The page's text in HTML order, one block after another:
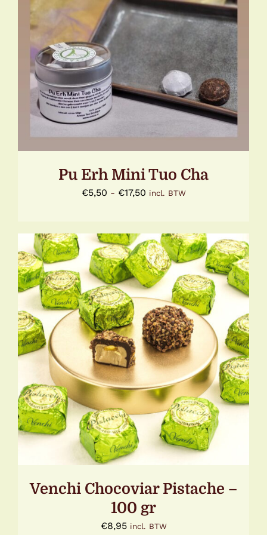
OPTIES SELECTEREN
DIT
PRODUCT
HEEFT
MEERDERE
VARIATIES.
KAN
GEKOZEN
OP
PRODUCTPAGINA
DETAILS
Pu Erh Mini Tuo Cha
€5,50 - €17,50Prijsklasse:
€17,50
incl. BTW
TOEVOEGEN AAN WINKELWAGEN
/
DETAILS
Venchi Chocoviar Pistache –
100 gr
€8,95 incl. BTW